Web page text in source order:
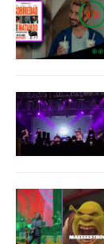
9.0